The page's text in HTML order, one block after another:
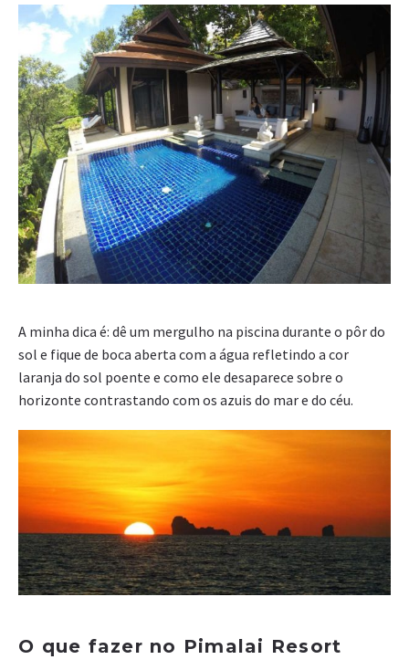
A minha dica é: dê um mergulho na piscina durante o pôr do
sol e fique de boca aberta com a água refletindo a cor
laranja do sol poente e como ele desaparece sobre o
horizonte contrastando com os azuis do mar e do céu.
O que fazer no Pimalai Resort